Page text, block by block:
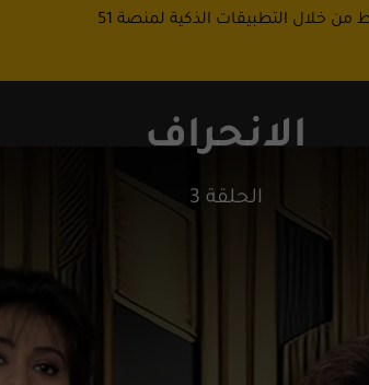
الانحراف
الحلقة 3
خلال التطبيقات الذكية لمنصة 51